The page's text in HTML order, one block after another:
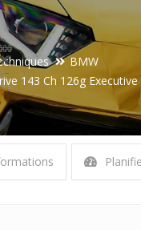
BMW
143 Ch 126g Executive